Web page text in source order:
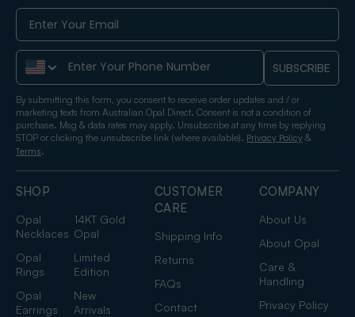
SHOP
Opal
Necklaces
14KT Gold
Opal
Opal
Rings
Limited
Edition
Opal
Earrings
New
Arrivals
CUSTOMER
CARE
Shipping Info
Returns
FAQs
Contact
COMPANY
About Us
About Opal
Care &
Handling
Privacy Policy
Phone Number SUBSCRIBE
By submitting this form, you consent to receive order updates and / or
marketing texts from Australian Opal Direct. Consent is not a condition of
purchase. Msg & data rates may apply. Unsubscribe at any time by replying
STOP or clicking the unsubscribe link (where available). Privacy Policy &
Terms.